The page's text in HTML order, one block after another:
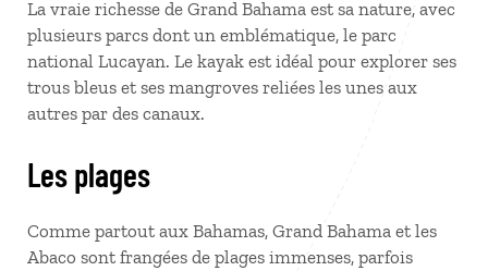
La vraie richesse de Grand Bahama est sa nature, avec
plusieurs parcs dont un emblématique, le parc
national Lucayan. Le kayak est idéal pour explorer ses
trous bleus et ses mangroves reliées les unes aux
autres par des canaux.
Les plages
Comme partout aux Bahamas, Grand Bahama et les
Abaco sont frangées de plages immenses, parfois